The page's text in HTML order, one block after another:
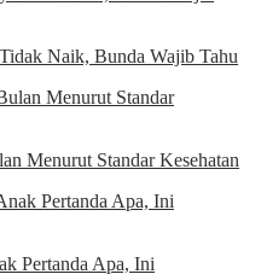
Naik, Bunda Wajib Tahu
Menurut Standar Kesehatan
Pertanda Apa, Ini